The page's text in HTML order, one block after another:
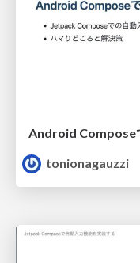
Android Compose
tonionagauzzi